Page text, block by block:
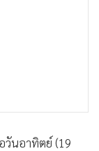
วันอาทิตย์ (19